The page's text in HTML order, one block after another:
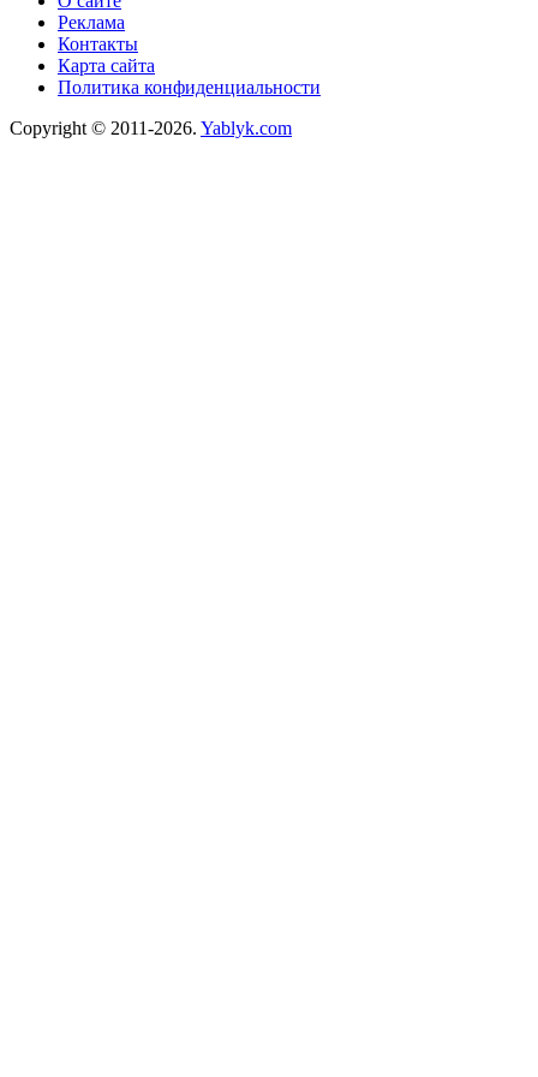
Реклама
Контакты
Карта сайта
Политика конфиденциальности
Copyright © 2011-2026. Yablyk.сom